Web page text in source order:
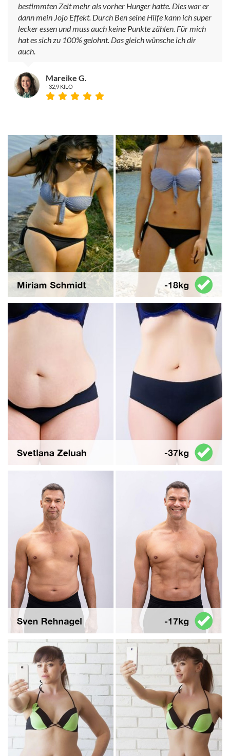
bestimmten Zeit mehr als vorher Hunger hatte. Dies war er
dann mein Jojo Effekt. Durch Ben seine Hilfe kann ich super
lecker essen und muss auch keine Punkte zählen. Für mich
hat es sich zu 100% gelohnt. Das gleich wünsche ich dir
auch.
Mareike G.
- 32,9 KILO